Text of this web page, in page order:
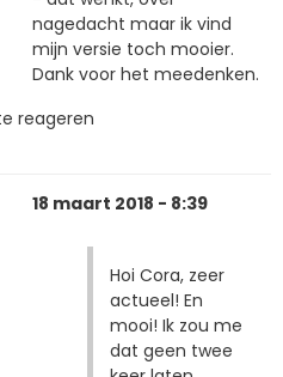
nagedacht maar ik vind
mijn versie toch mooier.
Dank voor het meedenken.
reageren
18 maart 2018 - 8:39
Hoi Cora, zeer
actueel! En
mooi! Ik zou me
dat geen twee